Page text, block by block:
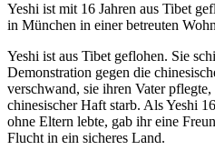
Yeshi ist mit 16 Jahren aus Tibet
in München in einer betreuten
Yeshi ist aus Tibet geflohen. Sie
Demonstration gegen die
verschwand, sie ihren Vater
chinesischer Haft starb. Als Yeshi
ohne Eltern lebte, gab ihr eine
Flucht in ein sicheres Land.